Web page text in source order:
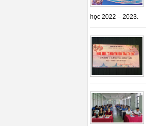
học 2022 – 2023.